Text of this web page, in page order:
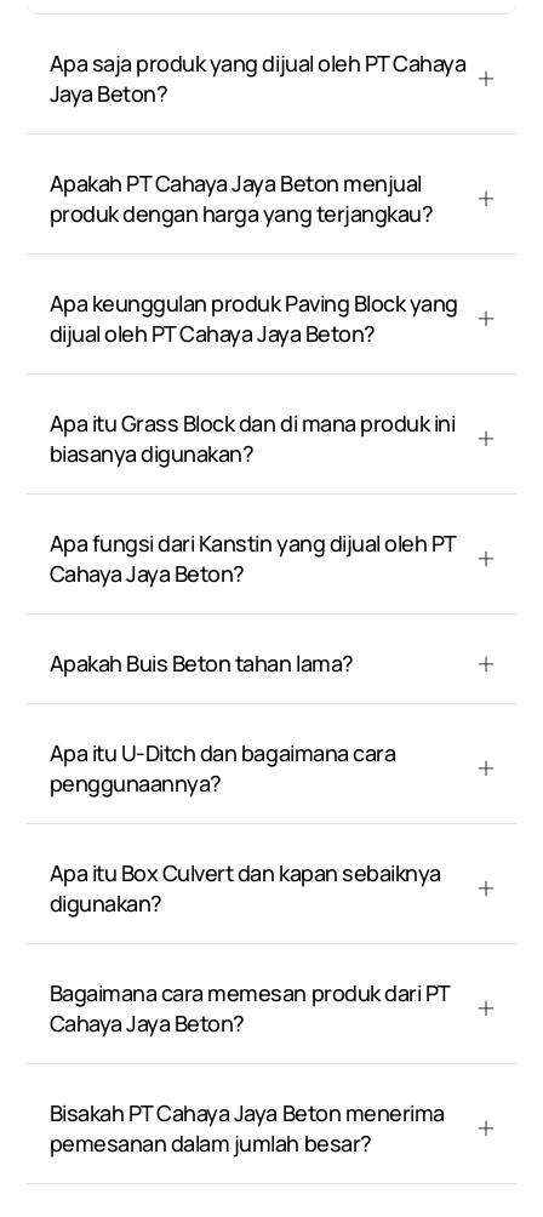
Apa saja produk yang dijual oleh PT Cahaya
Jaya Beton?
Apakah PT Cahaya Jaya Beton menjual
produk dengan harga yang terjangkau?
Apa keunggulan produk Paving Block yang
dijual oleh PT Cahaya Jaya Beton?
Apa itu Grass Block dan di mana produk ini
biasanya digunakan?
Apa fungsi dari Kanstin yang dijual oleh PT
Cahaya Jaya Beton?
Apakah Buis Beton tahan lama?
Apa itu U-Ditch dan bagaimana cara
penggunaannya?
Apa itu Box Culvert dan kapan sebaiknya
digunakan?
Bagaimana cara memesan produk dari PT
Cahaya Jaya Beton?
Bisakah PT Cahaya Jaya Beton menerima
pemesanan dalam jumlah besar?